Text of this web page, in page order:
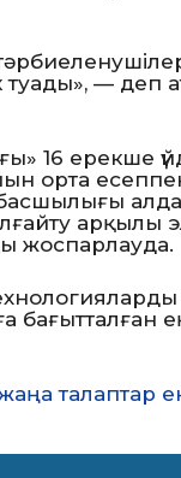
туады», — деп
16 ерекше
орта
арқылы
жоспарлауда.
бағытталған
талаптар